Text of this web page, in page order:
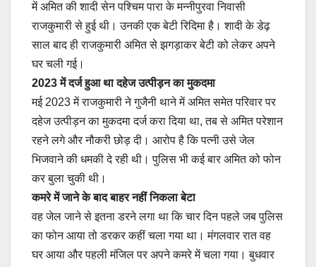
में अमित की शादी सेन पश्चिम पारा के मन्नीपुरवा निवासी
राजकुमारी से हुई थी। उनकी एक बेटी रिदिमा है। शादी के डेढ़
साल बाद ही राजकुमारी अमित से झगड़ाकर बेटी को लेकर अपने
घर चली गई।
2023 में दर्ज हुआ था दहेज उत्‍पीड़न का मुकदमा
मई 2023 में राजकुमारी ने गुजैनी थाने में अमित समेत परिवार पर
दहेज उत्पीड़न का मुकदमा दर्ज करा दिया था, तब से अमित परेशान
रहने लगे और नौकरी छोड़ दी। आरोप है कि पत्नी उसे जेल
भिजवाने की धमकी दे रही थी। पुलिस भी कई बार अमित को फोन
कर बुला चुकी थी।
कमरे में जाने के बाद बाहर नहीं न‍िकला बेटा
वह जेल जाने से इतना डरने लगा था कि चार दिन पहले जब पुलिस
का फोन आया तो डरकर कहीं चला गया था। मंगलवार रात वह
घर आया और पहली मंजिल पर अपने कमरे में चला गया। बुधवार